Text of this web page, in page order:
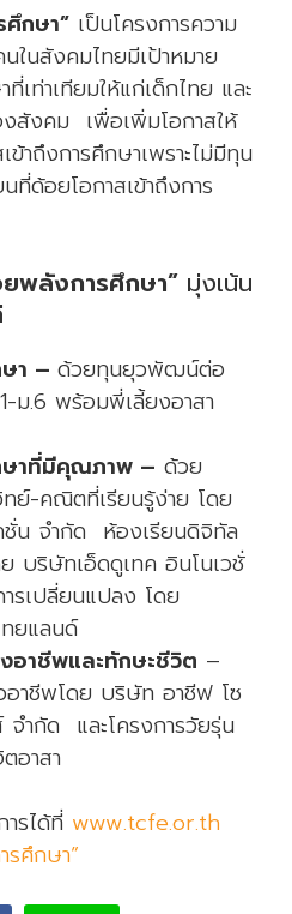
กษา” เป็นโครงการความ
นสังคมไทยมีเป้าหมาย
เท่าเทียมให้แก่เด็กไทย และ
งสังคม เพื่อเพิ่มโอกาสให้
าถึงการศึกษาเพราะไม่มีทุน
ที่ด้อยโอกาสเข้าถึงการ
พลังการศึกษา” มุ่งเน้น
า – ด้วยทุนยุวพัฒน์ต่อ
ม.6 พร้อมพี่เลี้ยงอาสา
ษาที่มีคุณภาพ – ด้วย
ย์-คณิตที่เรียนรู้ง่าย โดย
ชั่น จำกัด ห้องเรียนดิจิทัล
บริษัทเอ็ดดูเทค อินโนเวชั่
รเปลี่ยนแปลง โดย
ยแลนด์
งอาชีพและทักษะชีวิต –
อาชีพโดย บริษัท อาชีฟ โซ
จำกัด และโครงการวัยรุ่น
อาสา
รได้ที่ www.tcfe.or.th
รศึกษา”